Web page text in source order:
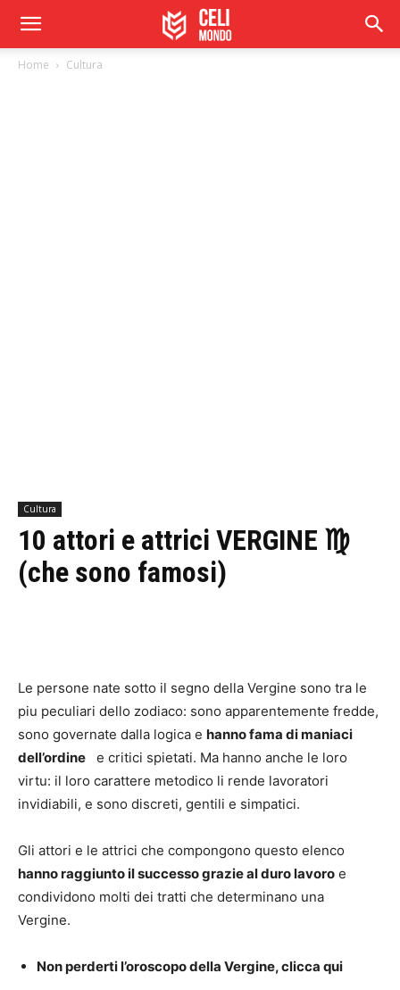
Home Cultura
Cultura
10 attori e attrici VERGINE ♍
(che sono famosi)
Le persone nate sotto il segno della Vergine sono tra le
piu peculiari dello zodiaco: sono apparentemente fredde,
sono governate dalla logica e hanno fama di maniaci
dell’ordine e critici spietati. Ma hanno anche le loro
virtu: il loro carattere metodico li rende lavoratori
invidiabili, e sono discreti, gentili e simpatici.
Gli attori e le attrici che compongono questo elenco
hanno raggiunto il successo grazie al duro lavoro e
condividono molti dei tratti che determinano una
Vergine.
Non perderti l’oroscopo della Vergine, clicca qui